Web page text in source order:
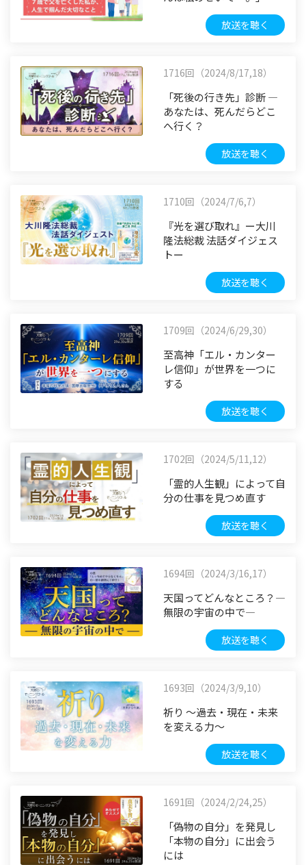
放送を聴く
1716回（2024/8/17,18）
「死後の行き先」診断 ―
あなたは、死んだらどこ
へ行く？
放送を聴く
1710回（2024/7/6,7）
『光を選び取れ』ー大川
隆法総裁 法話ダイジェス
トー
放送を聴く
1709回（2024/6/29,30）
至高神「エル・カンター
レ信仰」が世界を一つに
する
放送を聴く
1702回（2024/5/11,12）
「霊的人生観」によって自
分の仕事を見つめ直す
放送を聴く
1694回（2024/3/16,17）
天国ってどんなところ？―
無限の宇宙の中で―
放送を聴く
1693回（2024/3/9,10）
祈り ～過去・現在・未来
を変える力～
放送を聴く
1691回（2024/2/24,25）
「偽物の自分」を発見し
「本物の自分」に出会う
には